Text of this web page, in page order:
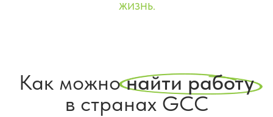
ЖИЗНЬ.
Как можнонайти работу
в странах GCC